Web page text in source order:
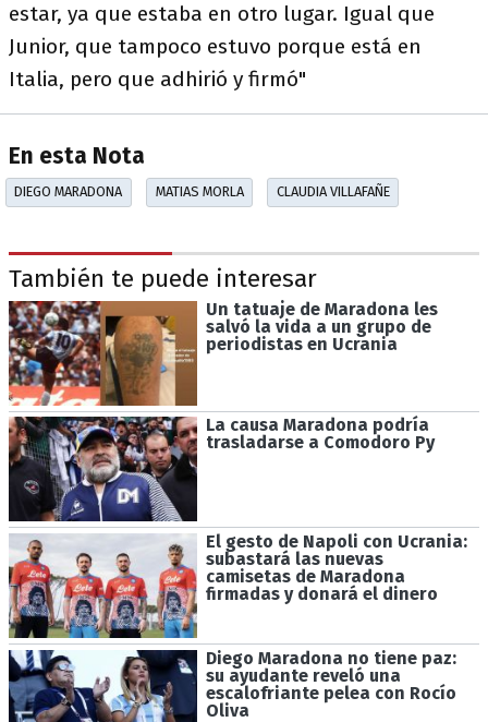
estar, ya que estaba en otro lugar. Igual que
Junior, que tampoco estuvo porque está en
Italia, pero que adhirió y firmó"
En esta Nota
DIEGO MARADONA MATIAS MORLA CLAUDIA VILLAFAÑE
También te puede interesar
Un tatuaje de Maradona les
salvó la vida a un grupo de
periodistas en Ucrania
La causa Maradona podría
trasladarse a Comodoro Py
El gesto de Napoli con Ucrania:
subastará las nuevas
camisetas de Maradona
firmadas y donará el dinero
Diego Maradona no tiene paz:
su ayudante reveló una
escalofriante pelea con Rocío
Oliva